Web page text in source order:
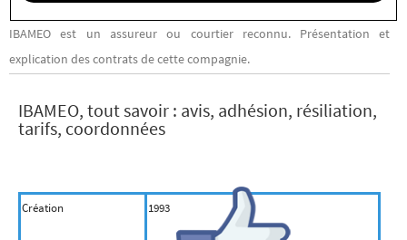
IBAMEO est un assureur ou courtier reconnu. Présentation et
explication des contrats de cette compagnie.
IBAMEO, tout savoir : avis, adhésion, résiliation,
tarifs, coordonnées
Création 1993